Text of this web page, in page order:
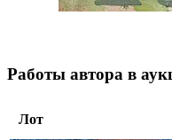
Работы автора в
Лот